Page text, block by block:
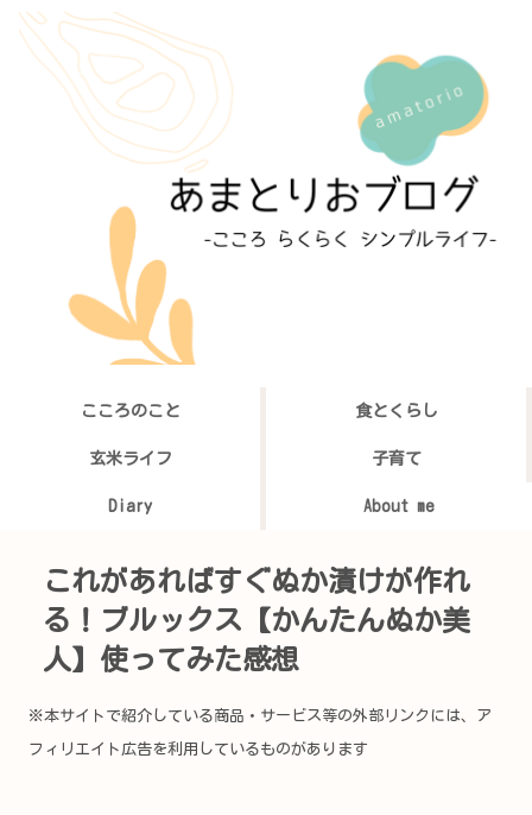
こころのこと 食とくらし
玄米ライフ 子育て
Diary About me
これがあればすぐぬか漬けが作れ
る！ブルックス【かんたんぬか美
人】使ってみた感想
※本サイトで紹介している商品・サービス等の外部リンクには、ア
フィリエイト広告を利用しているものがあります